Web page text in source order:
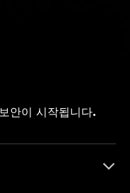
안이 시작됩니다.